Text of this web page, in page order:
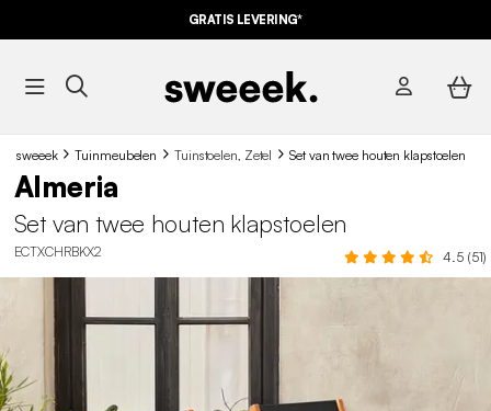
GRATIS LEVERING*
sweeek Tuinmeubelen Tuinstoelen, Zetel Set van twee houten klapstoelen
Almeria
Set van twee houten klapstoelen
ECTXCHRBKX2 4.5 (51)